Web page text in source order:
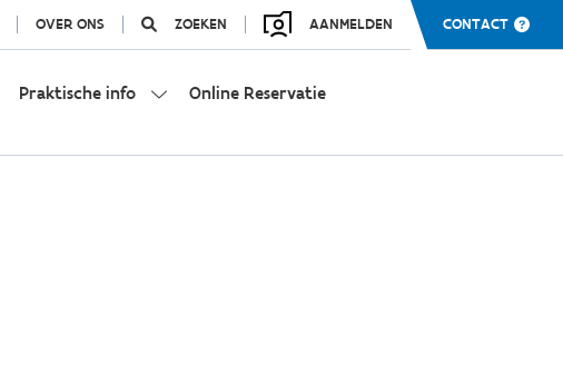
OVER ONS ZOEKEN AANMELDEN CONTACT
Praktische info Online Reservatie